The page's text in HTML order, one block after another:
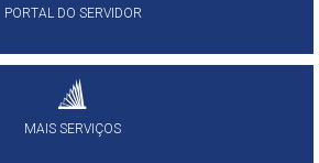
PORTAL DO SERVIDOR
MAIS SERVIÇOS